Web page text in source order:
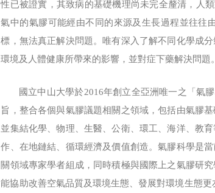
性已被證實，其致病的基礎機理尚未完全釐清，人
氣中的氣膠可能經由不同的來源及生長過程並往往
標，無法真正解決問題。唯有深入了解不同化學成
環境及人體健康所帶來的影響，並對症下藥解決問題。
國立中山大學於2016年創立全亞洲唯一之「氣膠
旨，整合各個與氣膠議題相關之領域，包括由氣膠
並集結化學、物理、生醫、公衛、環工、海洋、教
作、在地鏈結、循環經濟及價值創造。氣膠科學是
關領域專家學者組成，同時積極與國際上之氣膠研
能協助改善空氣品質及環境生態、發展對環境生態